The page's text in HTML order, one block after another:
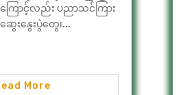
ြောင့်လည်း ပညာသင်ကြား
းနွေးပွဲတွေ၊...
More